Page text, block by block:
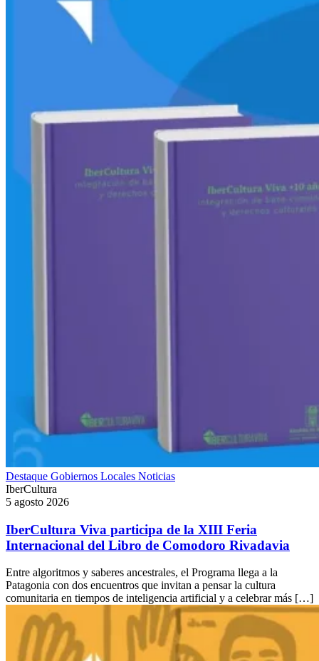
Destaque Gobiernos Locales Noticias
IberCultura
5 agosto 2026
IberCultura Viva participa de la XIII Feria
Internacional del Libro de Comodoro Rivadavia
Entre algoritmos y saberes ancestrales, el Programa llega a la
Patagonia con dos encuentros que invitan a pensar la cultura
comunitaria en tiempos de inteligencia artificial y a celebrar más […]